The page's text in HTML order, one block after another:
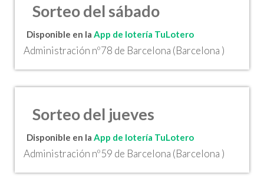
Sorteo del sábado
Disponible en la App de lotería TuLotero
Administración nº78 de Barcelona (Barcelona )
Sorteo del jueves
Disponible en la App de lotería TuLotero
Administración nº59 de Barcelona (Barcelona )